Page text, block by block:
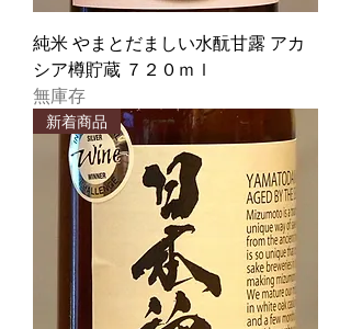
純米 やまとだましい水酛甘露 アカ
シア樽貯蔵 ７２０ｍｌ
無庫存
新着商品